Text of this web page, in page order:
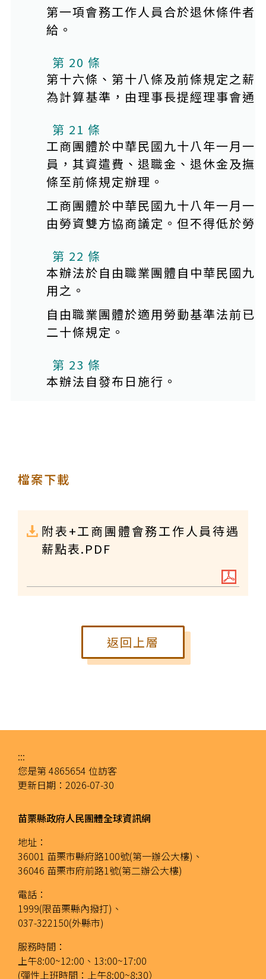
第一項會務工作人員合於退休條件者
給。
第 20 條
第十六條、第十八條及前條規定之薪
為計算基準，由理事長提經理事會通
第 21 條
工商團體於中華民國九十八年一月一
員，其資遣費、退職金、退休金及撫
條至前條規定辦理。
工商團體於中華民國九十八年一月一
由勞資雙方協商議定。但不得低於勞
第 22 條
本辦法於自由職業團體自中華民國九
用之。
自由職業團體於適用勞動基準法前已
二十條規定。
第 23 條
本辦法自發布日施行。
檔案下載
附表+工商團體會務工作人員待遇
薪點表.PDF
返回上層
:::
您是第 4865654 位訪客
更新日期： 2026-07-30
苗栗縣政府人民團體全球資訊網
地址：
36001 苗栗市縣府路100號(第一辦公大樓)、
36046 苗栗市府前路1號(第二辦公大樓)
電話：
1999(限苗栗縣內撥打)、
037-322150(外縣市)
服務時間：
上午8:00~12:00、13:00~17:00
(彈性上班時間：上午8:00~8:30）